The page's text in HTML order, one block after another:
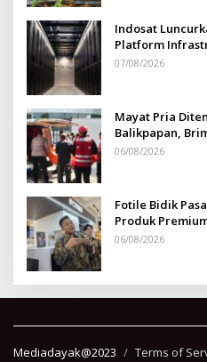
Indosat
Platform
Tenggara
07/08/2026
Mayat Pria
Balikpapan,
TKP
06/08/2026
Fotile Bidik
Produk
06/08/2026
Mediadayak@2023 Terms of